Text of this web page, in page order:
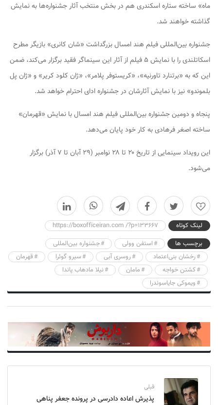
ماه» ساخته ستاره اسکندری هم در بخش منتخب آثار جشنواره‌ها به نمایش
گذاشته خواهند شد.
جشنواره بین‌المللی فیلم هند امسال بزرگداشت «شان کانری» بازیگر مطرح
اسکاتلندی را با نمایش ۵ فیلم از آثار این سینماگر فقید برگزار می‌کند، ضمن
این که به «برتنارد تاورنیه»، «کریستوفر پلامر»، «ژان کلود کریر» و «ژان پل
بلموندو» نیز با نمایش آثارشان در جشنواره ادای احترام خواهد شد.
پنجاه و دومین جشنواره بین‌المللی فیلم هند امسال با نمایش «قهرمان»
ساخته اصغر فرهادی به کار خود پایان می‌دهد.
این رویداد سینمایی از تاریخ ۲۰ تا ۲۸ نوامبر (۲۹ آبان تا ۷ آذر) برگزار
می‌شود.
0
لینک کوتاه
https://boxofficeiran.com /?p=133667
برچسب ها
استفن وولی
جشنواره بین‌المللی
رخشان بنی‌اعتماد
روسری آبی سیرو گوئرا
قهرمان
کشتن خواجه
مامان
نیلا مادهاب پاندا
ویموکی جایاسوندرا
قبلی
پذیرش اعاده دادرسی در پرونده جعفر پناهی